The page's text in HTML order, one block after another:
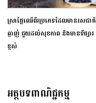
ស្រាផ្លែឈើពីរប្រភេទដែលមានរសជាតិ
ឆ្ងាញ់ ជួយដល់សុខភាព និងមានទីផ្សារ
ខ្ពស់
អត្ថបទពាណិជ្ជកម្ម